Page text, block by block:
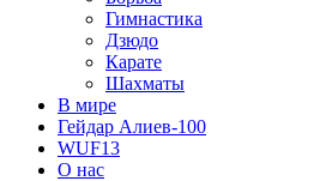
Гимнастика
Дзюдо
Карате
Шахматы
В мире
Гейдар Алиев-100
WUF13
О нас